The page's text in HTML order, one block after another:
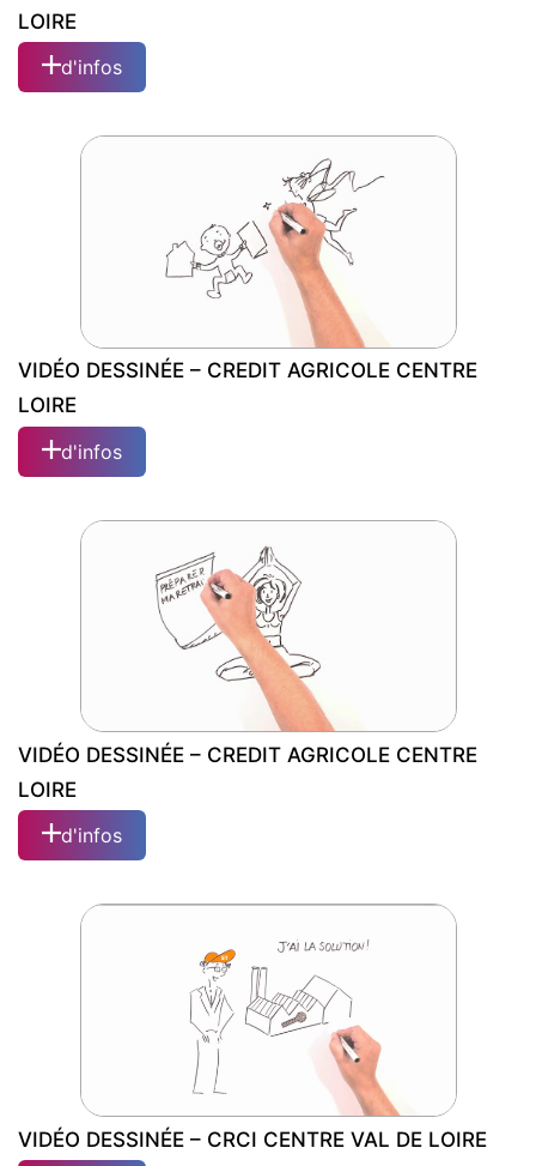
CENTRE LOIRE
LOIRE
d'infos
CENTRE LOIRE
VIDÉO DESSINÉE – CREDIT AGRICOLE CENTRE
LOIRE
d'infos
CENTRE LOIRE
VIDÉO DESSINÉE – CREDIT AGRICOLE CENTRE
LOIRE
d'infos
VIDÉO DESSINÉE – CRCI CENTRE VAL DE LOIRE